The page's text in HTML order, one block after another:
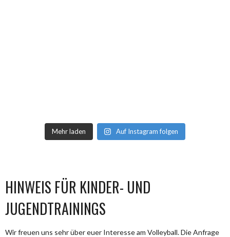
Mehr laden Auf Instagram folgen
HINWEIS FÜR KINDER- UND
JUGENDTRAININGS
Wir freuen uns sehr über euer Interesse am Volleyball. Die Anfrage